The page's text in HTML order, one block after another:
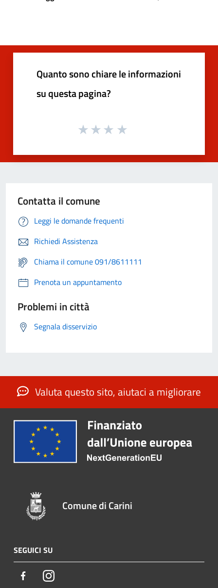
Quanto sono chiare le informazioni
su questa pagina?
Contatta il comune
Leggi le domande frequenti
Richiedi Assistenza
Chiama il comune 091/8611111
Prenota un appuntamento
Problemi in città
Segnala disservizio
Valuta questo sito, aiutaci a migliorare
Comune di Carini
SEGUICI SU
FacebookInstagram